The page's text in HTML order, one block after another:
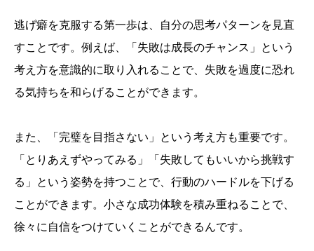
逃げ癖を克服する第一歩は、自分の思考パターンを見直
すことです。例えば、「失敗は成長のチャンス」という
考え方を意識的に取り入れることで、失敗を過度に恐れ
る気持ちを和らげることができます。
また、「完璧を目指さない」という考え方も重要です。
「とりあえずやってみる」「失敗してもいいから挑戦す
る」という姿勢を持つことで、行動のハードルを下げる
ことができます。小さな成功体験を積み重ねることで、
徐々に自信をつけていくことができるんです。